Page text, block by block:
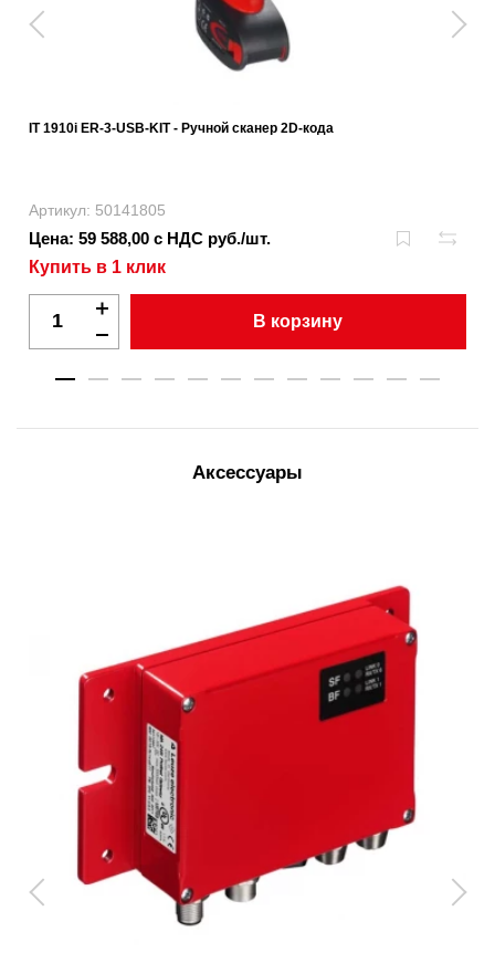
IT 1910i ER-3-USB-KIT - Ручной сканер 2D-кода
Артикул: 50141805
Цена: 59 588,00 с НДС руб./шт.
Купить в 1 клик
В корзину
Аксессуары